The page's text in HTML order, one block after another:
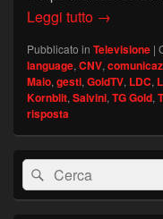
Leggi tutto La
→
Pubblicato in Televisione |
language,CNV,
Maio,gesti,GoldTV, LDC,
Kornblit,Salvini,TG Gold,
risposta
Area
widget
barra
Cerca:Cerca